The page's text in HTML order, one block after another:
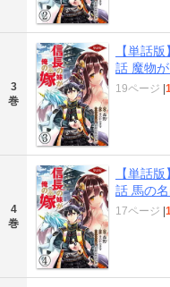
3
巻
【単話
話 魔物
19ページ
4
巻
【単話
話 馬の
17ページ